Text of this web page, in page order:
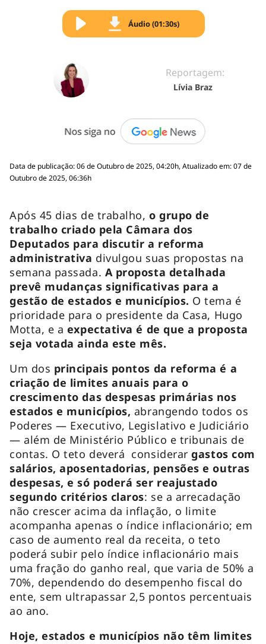
Áudio (01:30s)
Reportagem:
Lívia Braz
Data de publicação: 06 de Outubro de 2025, 04:20h, Atualizado em: 07 de
Outubro de 2025, 06:36h
Após 45 dias de trabalho,o grupo de
trabalho criado pela Câmara dos
Deputados para discutir a reforma
administrativa divulgou suas propostas na
semana passada. A proposta detalhada
prevê mudanças significativas para a
gestão de estados e municípios. O tema é
prioridade para o presidente da Casa, Hugo
Motta, e a expectativa é de que a proposta
seja votada ainda este mês.
Um dos principais pontos da reforma é a
criação de limites anuais para o
crescimento das despesas primárias nos
estados e municípios, abrangendo todos os
Poderes — Executivo, Legislativo e Judiciário
— além de Ministério Público e tribunais de
contas. O teto deverá considerargastos com
salários, aposentadorias, pensões e outras
despesas, e só poderá ser reajustado
segundo critérios claros: se a arrecadação
não crescer acima da inflação, o limite
acompanha apenas o índice inflacionário; em
caso de aumento real da receita, o teto
poderá subir pelo índice inflacionário mais
uma fração do ganho real, que varia de 50% a
70%, dependendo do desempenho fiscal do
ente, sem ultrapassar 2,5 pontos percentuais
ao ano.
Hoje, estados e municípios não têm limites